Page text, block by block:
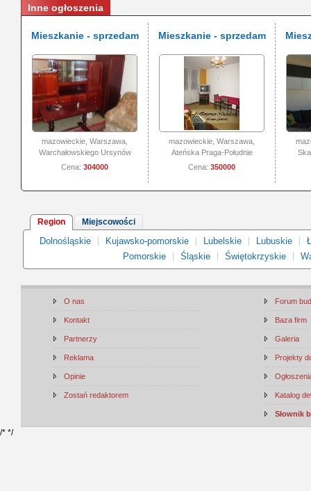
Inne ogłoszenia
Mieszkanie - sprzedam
mazowieckie, Warszawa,
Warchałowskiego Ursynów
Cena: 304000
Mieszkanie - sprzedam
mazowieckie, Warszawa,
Ateńska Praga-Południe
Cena: 350000
Region Miejscowości
Dolnośląskie Kujawsko-pomorskie Lubelskie Lubuskie
Pomorskie
Śląskie Świętokrzyskie
O nas
Kontakt
Partnerzy
Reklama
Opinie
Zostań redaktorem
Forum
Baza firm
Galeria
Projekty
Katalog
Słownik
/* */